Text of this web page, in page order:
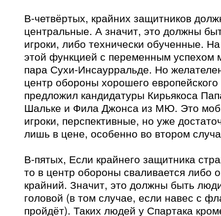
В-четвёртых, крайних защитников
центральные. А значит, это должны
игроки, либо технически обученные.
этой функцией с переменным успехом
пара Сухи-Инсаурральде. Но
центр обороны хорошего
предложил кандидатуры Кирьякоса
Шальке и Фила Джонса из МЮ. Это
игроки, перспективные, но уже
лишь в цене, особенно во втором
В-пятых, Если крайнего защитника
то в центр обороны сваливается либо
крайний. Значит, это должны быть
головой (в том случае, если навес с
пройдёт). Таких людей у Спартака